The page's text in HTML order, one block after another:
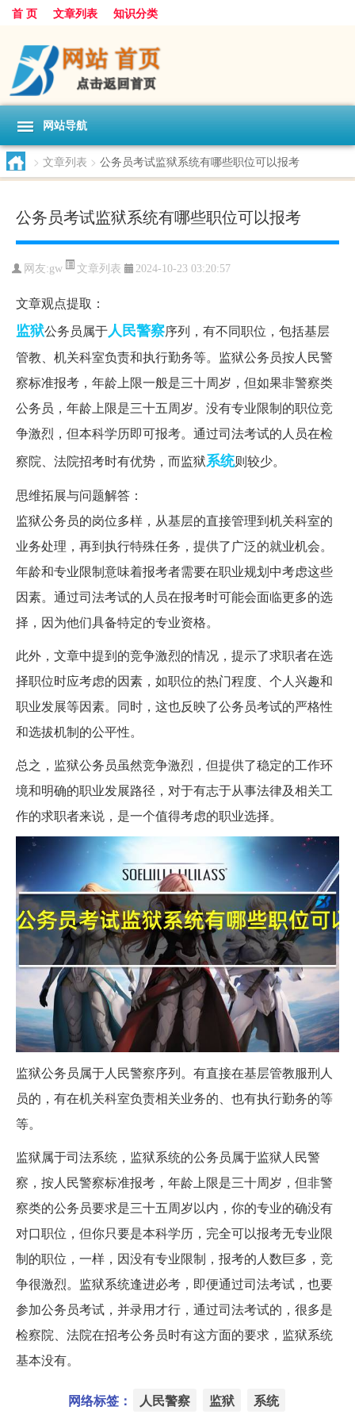
首 页 文章列表 知识分类
网站导航
> 文章列表 > 公务员考试监狱系统有哪些职位可以报考
公务员考试监狱系统有哪些职位可以报考
网友:gw 文章列表 2024-10-23 03:20:57
文章观点提取：
监狱公务员属于人民警察序列，有不同职位，包括基层
管教、机关科室负责和执行勤务等。监狱公务员按人民警
察标准报考，年龄上限一般是三十周岁，但如果非警察类
公务员，年龄上限是三十五周岁。没有专业限制的职位竞
争激烈，但本科学历即可报考。通过司法考试的人员在检
察院、法院招考时有优势，而监狱系统则较少。
思维拓展与问题解答：
监狱公务员的岗位多样，从基层的直接管理到机关科室的
业务处理，再到执行特殊任务，提供了广泛的就业机会。
年龄和专业限制意味着报考者需要在职业规划中考虑这些
因素。通过司法考试的人员在报考时可能会面临更多的选
择，因为他们具备特定的专业资格。
此外，文章中提到的竞争激烈的情况，提示了求职者在选
择职位时应考虑的因素，如职位的热门程度、个人兴趣和
职业发展等因素。同时，这也反映了公务员考试的严格性
和选拔机制的公平性。
总之，监狱公务员虽然竞争激烈，但提供了稳定的工作环
境和明确的职业发展路径，对于有志于从事法律及相关工
作的求职者来说，是一个值得考虑的职业选择。
监狱公务员属于人民警察序列。有直接在基层管教服刑人
员的，有在机关科室负责相关业务的、也有执行勤务的等
等。
监狱属于司法系统，监狱系统的公务员属于监狱人民警
察，按人民警察标准报考，年龄上限是三十周岁，但非警
察类的公务员要求是三十五周岁以内，你的专业的确没有
对口职位，但你只要是本科学历，完全可以报考无专业限
制的职位，一样，因没有专业限制，报考的人数巨多，竞
争很激烈。监狱系统逢进必考，即便通过司法考试，也要
参加公务员考试，并录用才行，通过司法考试的，很多是
检察院、法院在招考公务员时有这方面的要求，监狱系统
基本没有。
网络标签： 人民警察 监狱 系统